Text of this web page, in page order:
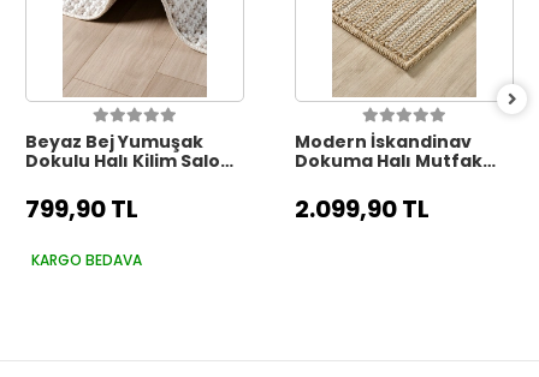
Beyaz Bej Yumuşak
Dokulu Halı Kilim Salon
Dokuma Makine Halısı
006
799,90 TL
KARGO BEDAVA
Modern İskandinav
Dokuma Halı Mutfak
Oturma Odası Balkon
Halısı 6
2.099,90 TL